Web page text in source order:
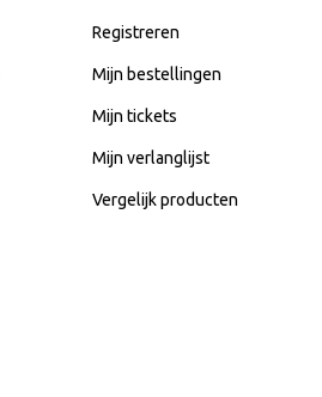
Registreren
Mijn bestellingen
Mijn tickets
Mijn verlanglijst
Vergelijk producten